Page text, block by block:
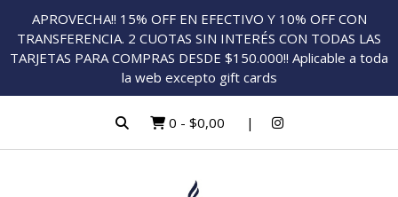
APROVECHA!! 15% OFF EN EFECTIVO Y 10% OFF CON
TRANSFERENCIA. 2 CUOTAS SIN INTERÉS CON TODAS LAS
TARJETAS PARA COMPRAS DESDE $150.000!! Aplicable a toda
la web excepto gift cards
0 - $0,00